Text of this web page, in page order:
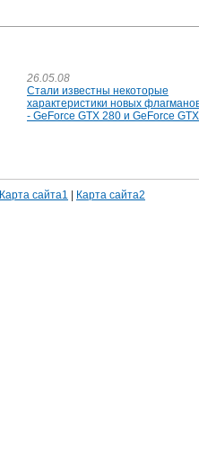
26.05.08
Стали известны некоторые
характеристики новых
- GeForce GTX 280 и GeForce
Карта сайта1
Карта сайта2